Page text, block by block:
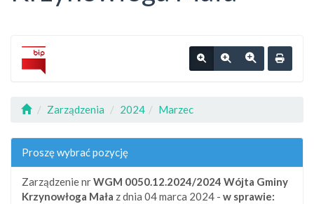
Zarządzenia 2024 Marzec
Proszę wybrać pozycję
Zarządzenie nrWGM 0050.12.2024/2024 Wójta Gminy
Krzynowłoga Mała z dnia 04 marca 2024 - w sprawie: